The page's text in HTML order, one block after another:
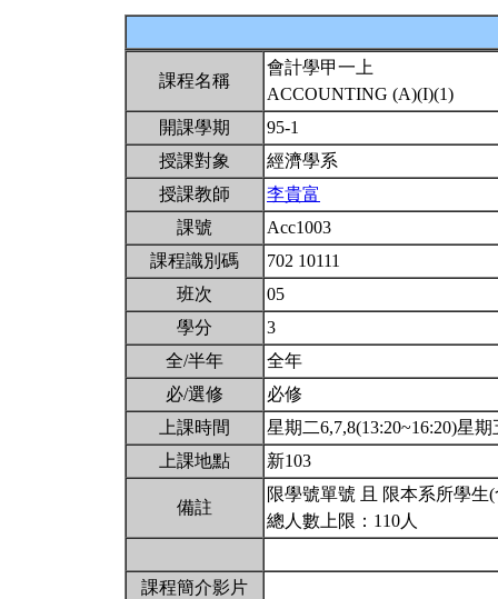
課程名稱
會計學甲一上
ACCOUNTING (A)(I)(1)
開課學期
95-1
授課對象
經濟學系
授課教師
李貴富
課號
Acc1003
課程識別碼
702 10111
班次
05
學分
3
全/半年
全年
必/選修
必修
上課時間
星期二6,7,8(13:20~16:20)星
上課地點
新103
備註
限學號單號 且 限本系所學生
總人數上限：110人
課程簡介影片